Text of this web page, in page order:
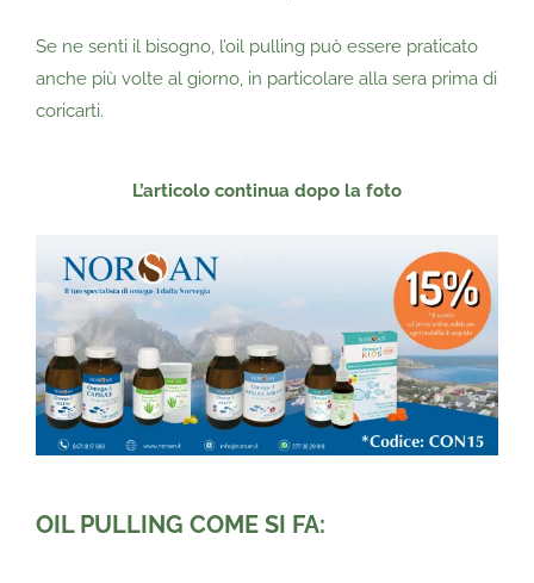
Se ne senti il bisogno, l’oil pulling può essere praticato
anche più volte al giorno, in particolare alla sera prima di
coricarti.
L’articolo continua dopo la foto
OIL PULLING COME SI FA: